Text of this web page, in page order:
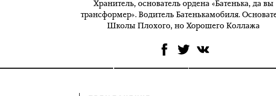
Хранитель, основатель ордена «Батенька, да вы
трансформер». Водитель Батенькамобиля.
Школы Плохого, но Хорошего Коллажа